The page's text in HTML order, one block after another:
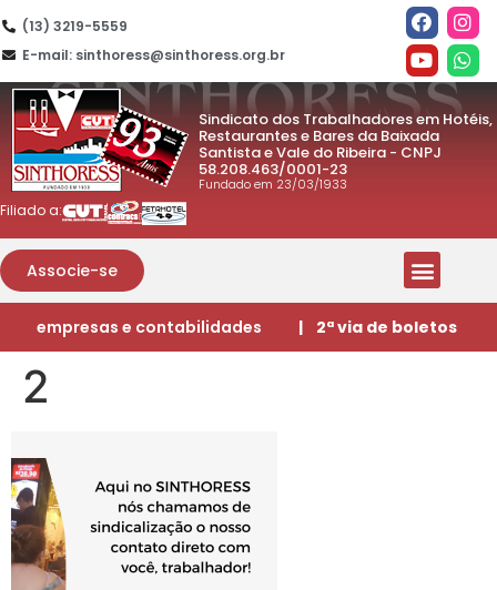
(13) 3219-5559
E-mail: sinthoress@sinthoress.org.br
Sindicato dos Trabalhadores em Hotéis,
Restaurantes e Bares da Baixada
Santista e Vale do Ribeira - CNPJ
58.208.463/0001-23
Fundado em 23/03/1933
Filiado a:
Associe-se
empresas e contabilidades | 2ª via de boletos
2